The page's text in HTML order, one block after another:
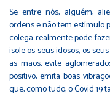
Se entre nós, alguém,
ordens e não tem estímulo
colega realmente pode
isole os seus idosos, os
as mãos, evite
positivo, emita boas
que, como tudo, o Covid 19